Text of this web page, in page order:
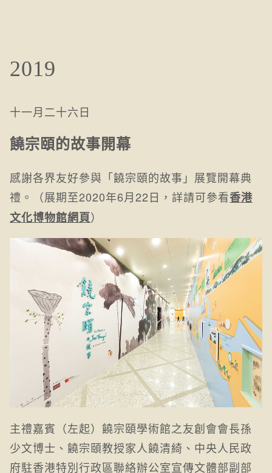
2019
十一月二十六日
饒宗頤的故事開幕
感謝各界友好參與「饒宗頤的故事」展覽開幕典
禮。（展期至2020年6月22日，詳請可參看香港
文化博物館網頁）
主禮嘉賓（左起）饒宗頤學術館之友創會會長孫
少文博士、饒宗頤教授家人饒清綺、中央人民政
府駐香港特別行政區聯絡辦公室宣傳文體部副部